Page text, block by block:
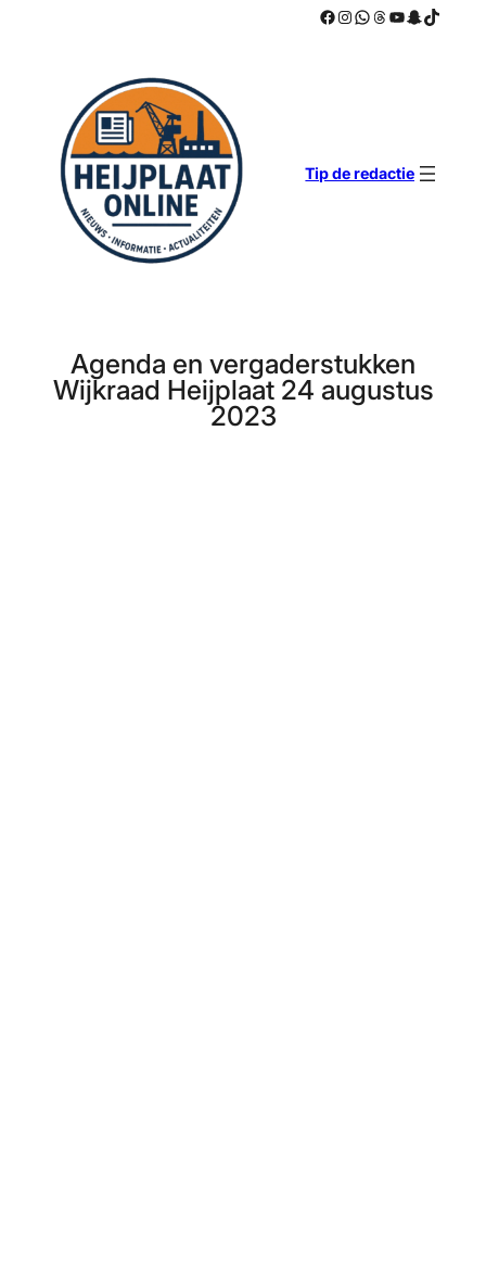
Facebook
Instagram
WhatsApp
Threads
YouTube
Snapchat
TikTok
Tip de redactie
Agenda en vergaderstukken
Wijkraad Heijplaat 24 augustus
2023